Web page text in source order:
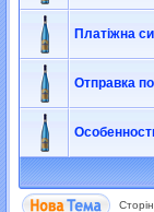
Платіжна
Отправка